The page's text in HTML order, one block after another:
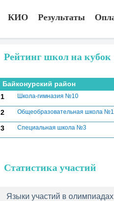
КИО Результаты
Рейтинг школ на
Байконурский район
1
Школа-гимназия №10
2 Общеобразовательная школа
3 Специальная школа №3
Статистика участий
Языки участий в олимпиадах